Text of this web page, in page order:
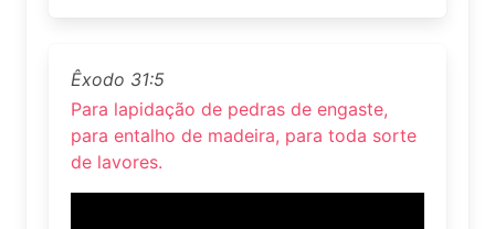
Êxodo 31:5
Para lapidação de pedras de engaste,
para entalho de madeira, para toda sorte
de lavores.